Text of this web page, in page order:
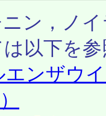
ン，ノイ
以下を参
エンザウ